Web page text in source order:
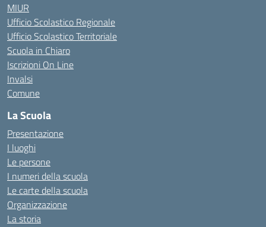
MIUR
Ufficio Scolastico Regionale
Ufficio Scolastico Territoriale
Scuola in Chiaro
Iscrizioni On Line
Invalsi
Comune
La Scuola
Presentazione
I luoghi
Le persone
I numeri della scuola
Le carte della scuola
Organizzazione
La storia